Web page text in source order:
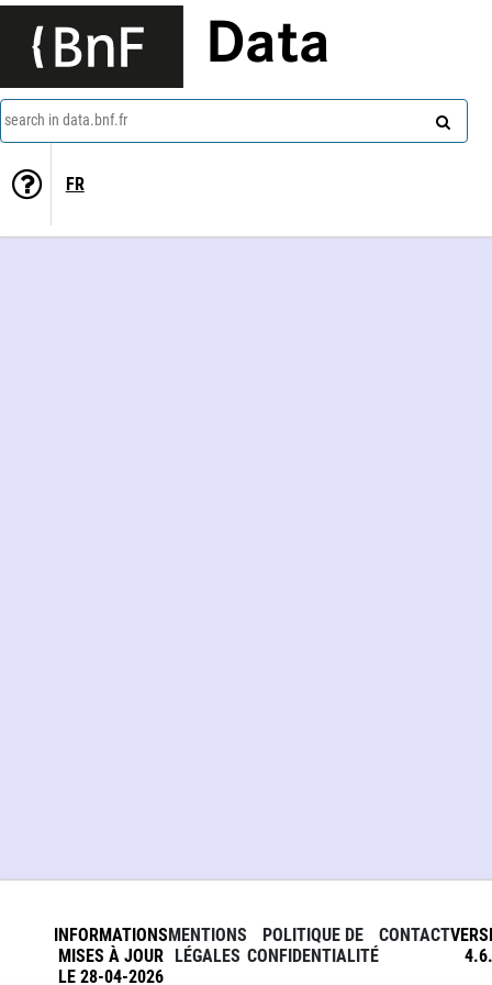
Data
search in data.bnf.fr
FR
INFORMATIONS
MISES À JOUR
LE 28-04-2026
MENTIONS
LÉGALES
POLITIQUE DE
CONFIDENTIALITÉ
CONTACT